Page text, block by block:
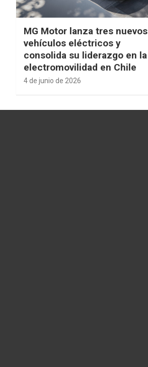
MG Motor lanza tres nuevos
vehículos eléctricos y
consolida su liderazgo en la
electromovilidad en Chile
4 de junio de 2026